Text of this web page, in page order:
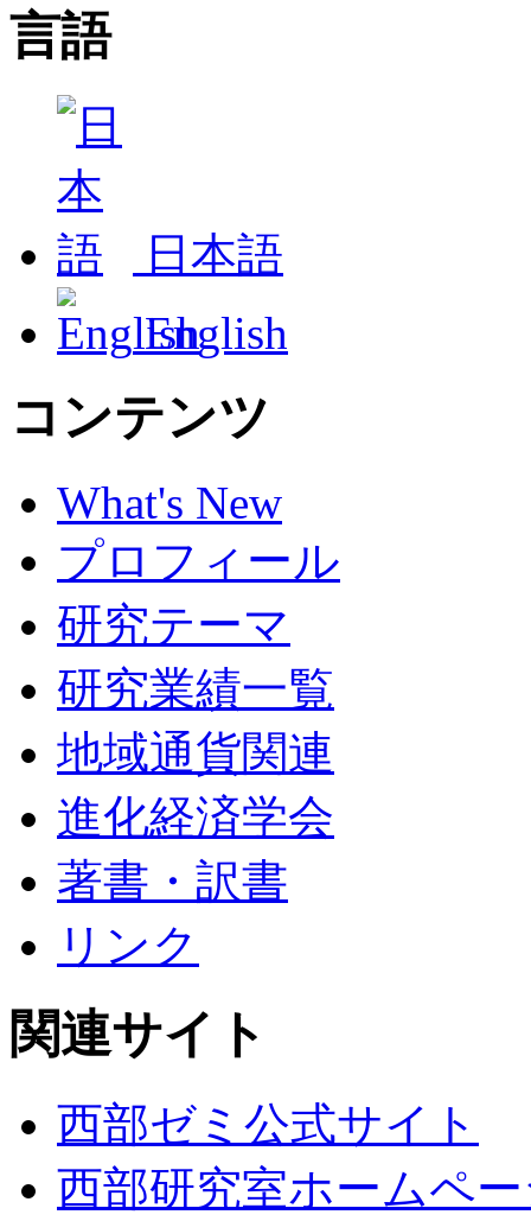
言語
日本語
English
コンテンツ
What's New
プロフィール
研究テーマ
研究業績一覧
地域通貨関連
進化経済学会
著書・訳書
リンク
関連サイト
西部ゼミ公式サイト
西部研究室ホームペ